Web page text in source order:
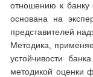
отношению к банку
основана на
представителей
Методика,
устойчивости
методикой оценки